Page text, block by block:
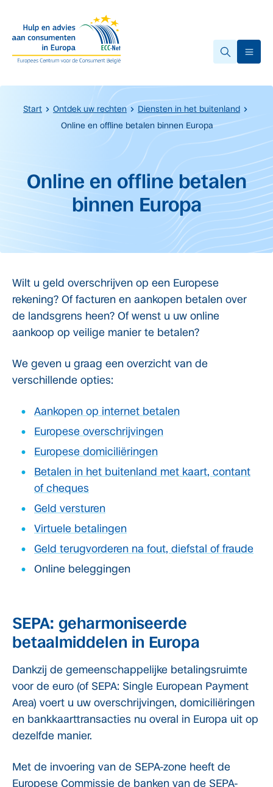
Start Ontdek uw rechten
Diensten in het buitenland
Online en offline betalen binnen Europa
Start van de hoofdinhoud
Online en offline betalen
binnen Europa
Wilt u geld overschrijven op een Europese
rekening? Of facturen en aankopen betalen over
de landsgrens heen? Of wenst u uw online
aankoop op veilige manier te betalen?
We geven u graag een overzicht van de
verschillende opties:
Aankopen op internet betalen
Europese overschrijvingen
Europese domiciliëringen
Betalen in het buitenland met kaart, contant
of cheques
Geld versturen
Virtuele betalingen
Geld terugvorderen na fout, diefstal of fraude
Online beleggingen
SEPA: geharmoniseerde
betaalmiddelen in Europa
Dankzij de gemeenschappelijke betalingsruimte
voor de euro (of SEPA: Single European Payment
Area) voert u uw overschrijvingen, domiciliëringen
en bankkaarttransacties nu overal in Europa uit op
dezelfde manier.
Met de invoering van de SEPA-zone heeft de
Europese Commissie de banken van de SEPA-